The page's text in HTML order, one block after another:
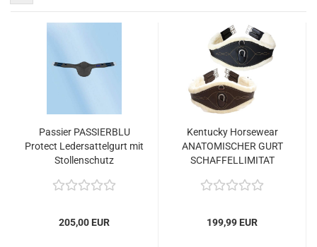
Passier PASSIERBLU
Protect Ledersattelgurt mit
Stollenschutz
205,00 EUR
Kentucky Horsewear
ANATOMISCHER GURT
SCHAFFELLIMITAT
199,99 EUR